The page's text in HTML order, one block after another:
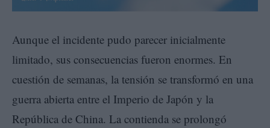
Aunque el incidente pudo parecer inicialmente
limitado, sus consecuencias fueron enormes. En
cuestión de semanas, la tensión se transformó en una
guerra abierta entre el Imperio de Japón y la
República de China. La contienda se prolongó